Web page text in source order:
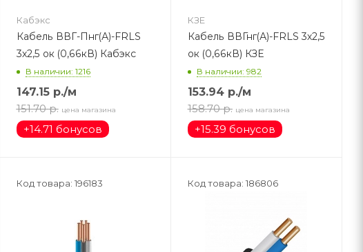
Кабэкс
Кабель ВВГ-Пнг(А)-FRLS
3х2,5 ок (0,66кВ) Кабэкс
В наличии: 1216
147.15р./м
151.70 р. цена магазина
+14.71 бонусов
КЗЕ
Кабель ВВГнг(А)-FRLS 3х2,5
ок (0,66кВ) КЗЕ
В наличии: 982
153.94р./м
158.70 р. цена магазина
+15.39 бонусов
Код товара: 196183 Код товара: 186806